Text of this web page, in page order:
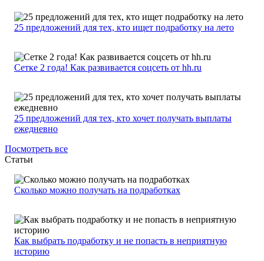
25 предложений для тех, кто ищет подработку на лето
Сетке 2 года! Как развивается соцсеть от hh.ru
25 предложений для тех, кто хочет получать выплаты
ежедневно
Посмотреть все
Статьи
Сколько можно получать на подработках
Как выбрать подработку и не попасть в неприятную
историю